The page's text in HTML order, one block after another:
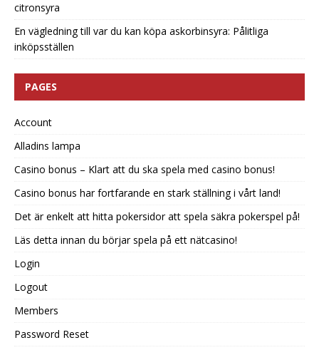
citronsyra
En vägledning till var du kan köpa askorbinsyra: Pålitliga
inköpsställen
PAGES
Account
Alladins lampa
Casino bonus – Klart att du ska spela med casino bonus!
Casino bonus har fortfarande en stark ställning i vårt land!
Det är enkelt att hitta pokersidor att spela säkra pokerspel på!
Läs detta innan du börjar spela på ett nätcasino!
Login
Logout
Members
Password Reset